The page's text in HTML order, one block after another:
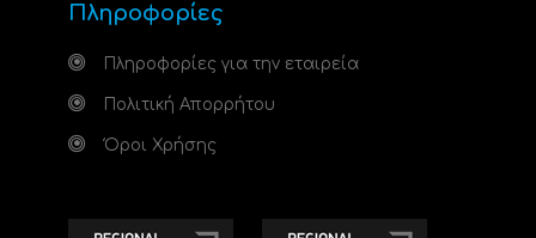
Πληροφορίες
Πληροφορίες για την εταιρεία
Πολιτική Απορρήτου
Όροι Χρήσης